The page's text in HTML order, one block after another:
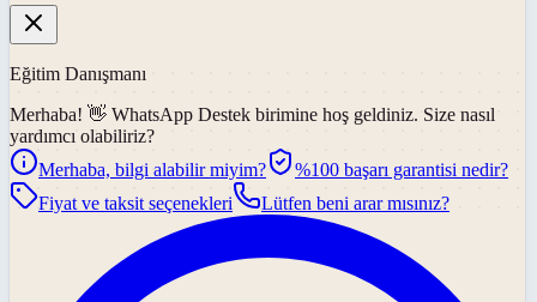
Eğitim Danışmanı
Merhaba! 👋 WhatsApp Destek birimine hoş geldiniz. Size nasıl
yardımcı olabiliriz?
Merhaba, bilgi alabilir miyim?
%100 başarı garantisi nedir?
Fiyat ve taksit seçenekleri
Lütfen beni arar mısınız?